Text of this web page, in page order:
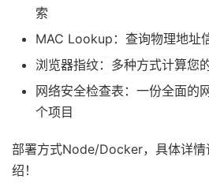
索
MAC Lookup：查询物理地址
浏览器指纹：多种方式计算您
网络安全检查表：一份全面的
个项目
部署方式Node/Docker，具体详
绍！